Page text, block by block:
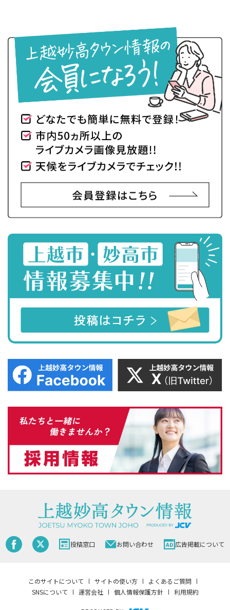
投稿窓口 お問い合わせ 広告掲載について
このサイトについて サイトの使い方
よくあるご質問
SNSについて
運営会社 個人情報保護方針 利用規約